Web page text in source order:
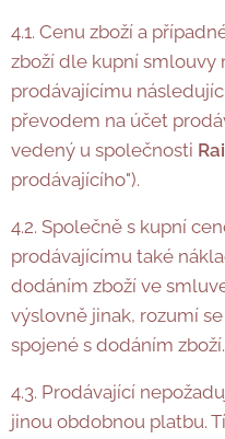
4.1. Cenu zboží a
zboží dle kupní smlouvy
prodávajícímu
převodem na účet
vedený u společnosti
prodávajícího").
4.2. Společně s kupní
prodávajícímu také
dodáním zboží ve
výslovně jinak, rozumí
spojené s dodáním zboží.
4.3. Prodávající
jinou obdobnou platbu.